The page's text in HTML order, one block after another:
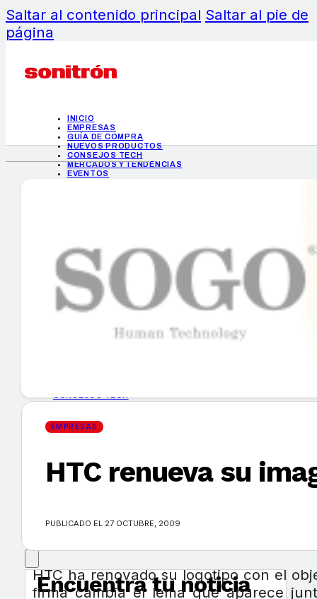
Saltar al contenido principal Saltar al pie de
página
INICIO
EMPRESAS
GUÍA DE COMPRA
NUEVOS PRODUCTOS
CONSEJOS TECH
MERCADOS Y TENDENCIAS
EVENTOS
INICIO
EMPRESAS
GUÍA DE COMPRA
MERCADOS Y TENDENCIAS
Encuentra tu noticia
EMPRESAS
HTC renueva su
PUBLICADO EL 27 OCTUBRE, 2009
HTC ha renovado su logotipo con el
firma cambia el lema que aparece